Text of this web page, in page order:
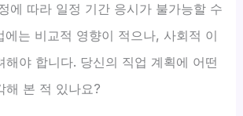
에 따라 일정 기간 응시가 불가능할 수
에는 비교적 영향이 적으나, 사회적 이
해야 합니다. 당신의 직업 계획에 어떤
해 본 적 있나요?